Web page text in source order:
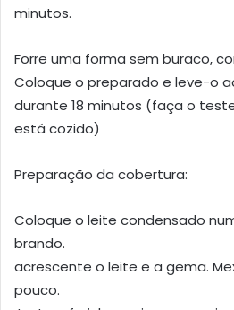
minutos.
Forre uma forma sem buraco,
Coloque o preparado e leve-o
durante 18 minutos (faça o
está cozido)
Preparação da cobertura:
Coloque o leite condensado
brando.
acrescente o leite e a gema.
pouco.